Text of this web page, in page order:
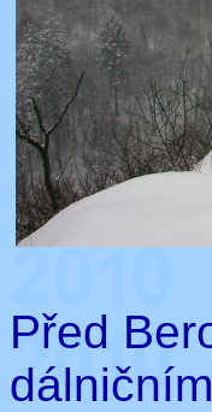
Před